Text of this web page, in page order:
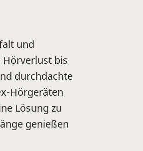
und
Hörverlust bis
durchdachte
Hörgeräten
Lösung zu
genießen